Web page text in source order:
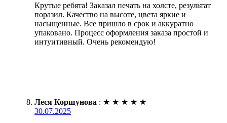
Крутые ребята! Заказал печать на холсте, результат
поразил. Качество на высоте, цвета яркие и
насыщенные. Все пришло в срок и аккуратно
упаковано. Процесс оформления заказа простой и
интуитивный. Очень рекомендую!
Леся Коршунова : ★ ★ ★ ★ ★
30.07.2025